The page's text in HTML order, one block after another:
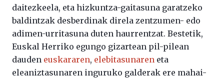
daitezkeela, eta hizkuntza-gaitasuna garatzeko
baldintzak desberdinak direla zentzumen- edo
adimen-urritasuna duten haurrentzat. Bestetik,
Euskal Herriko egungo gizartean pil-pilean
dauden euskararen, elebitasunaren eta
eleaniztasunaren inguruko galderak ere mahai-